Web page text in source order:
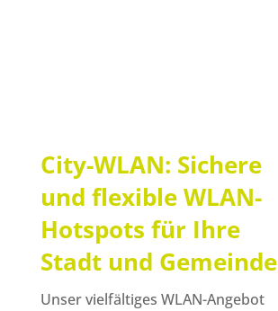
City-WLAN: Sichere
und flexible WLAN-
Hotspots für Ihre
Stadt und Gemeinde
Unser vielfältiges WLAN-Angebot